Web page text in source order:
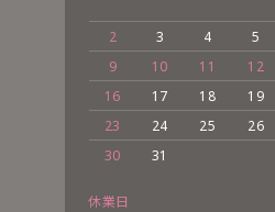
2
3 4 5
9
10 11 12
16
17 18 19
23
24 25 26
30
31
休業日